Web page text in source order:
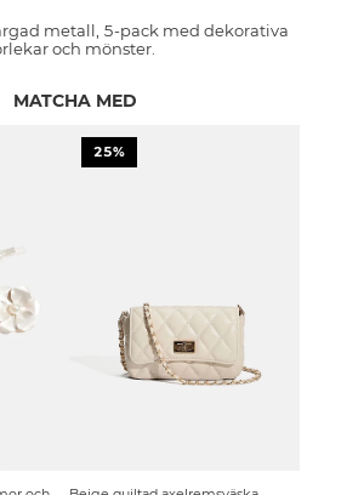
metall, 5-pack med dekorativa
och mönster.
MATCHA MED
25%